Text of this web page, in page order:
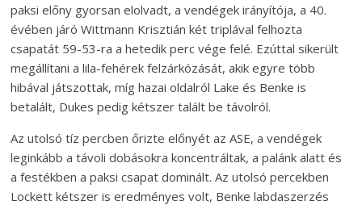
paksi előny gyorsan elolvadt, a vendégek irányítója, a 40.
évében járó Wittmann Krisztián két triplával felhozta
csapatát 59-53-ra a hetedik perc vége felé. Ezúttal sikerült
megállítani a lila-fehérek felzárkózását, akik egyre több
hibával játszottak, míg hazai oldalról Lake és Benke is
betalált, Dukes pedig kétszer talált be távolról.
Az utolsó tíz percben őrizte előnyét az ASE, a vendégek
leginkább a távoli dobásokra koncentráltak, a palánk alatt és
a festékben a paksi csapat dominált. Az utolsó percekben
Lockett kétszer is eredményes volt, Benke labdaszerzés